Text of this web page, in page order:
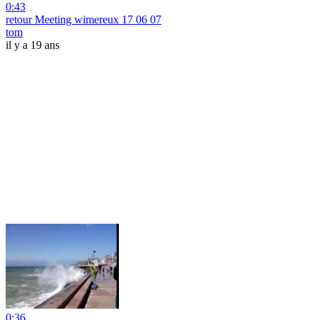
0:43
retour Meeting wimereux 17 06 07
tom
il y a 19 ans